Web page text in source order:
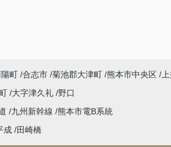
町 合志市 菊池郡大津町 熊本市中央区
大字津久礼 野口
九州新幹線 熊本市電B系統
成 田崎橋